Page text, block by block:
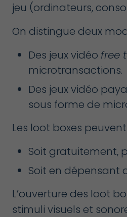
jeu (ordinateurs,
On distingue deux
Des jeux vidéo free
microtransactions.
Des jeux vidéo
sous forme de
Les loot boxes
Soit gratuitement,
Soit en dépensant
L’ouverture des loot
stimuli visuels et